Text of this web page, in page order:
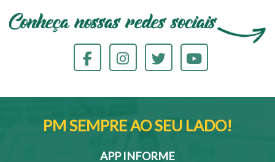
PM SEMPRE AO SEU LADO!
APP INFORME